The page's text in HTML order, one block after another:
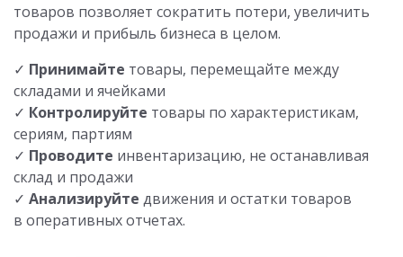
товаров позволяет сократить потери, увеличить
продажи и прибыль бизнеса в целом.
✓ Принимайте товары, перемещайте между
складами и ячейками
✓ Контролируйте товары по характеристикам,
сериям, партиям
✓ Проводите инвентаризацию, не останавливая
склад и продажи
✓ Анализируйте движения и остатки товаров
в оперативных отчетах.